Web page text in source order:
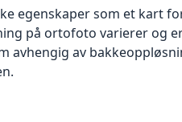
egenskaper som et kart
på ortofoto varierer og
avhengig av